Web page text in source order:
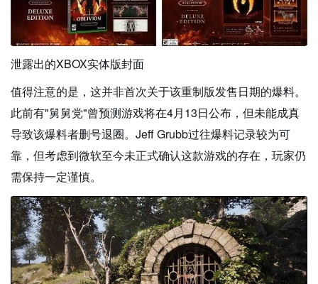
泄露出的XBOX实体版封面
值得注意的是，这并非首次关于该重制版发售日期的爆料。
此前有"舅舅党"曾预测游戏将在4月13日公布，但未能成真
导致该爆料者删号退圈。Jeff Grubb过往爆料记录较为可
靠，但考虑到微软至今未正式确认这款游戏的存在，玩家仍
需保持一定谨慎。